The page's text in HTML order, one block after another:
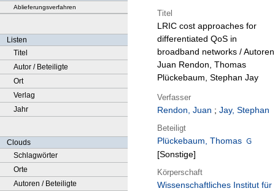
Ablieferungsverfahren
Listen
Titel
Autor / Beteiligte
Ort
Verlag
Jahr
Clouds
Schlagwörter
Orte
Autoren / Beteiligte
Titel
LRIC cost approaches for
differentiated QoS in
broadband networks /
Juan Rendon, Thomas
Plückebaum, Stephan Jay
Verfasser
Rendon, Juan ; Jay, Stephan
Beteiligt
Plückebaum, Thomas
[Sonstige]
Körperschaft
Wissenschaftliches Institut für